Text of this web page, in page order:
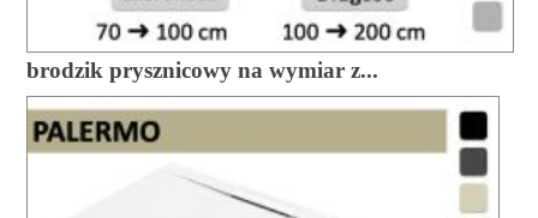
brodzik prysznicowy na wymiar z...